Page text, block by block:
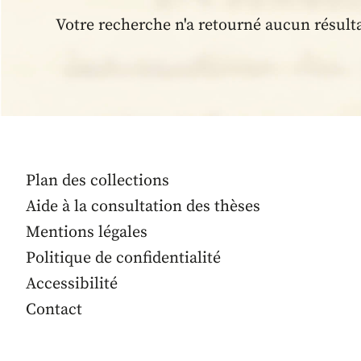
Votre recherche n'a retourné aucun
Plan des collections
Aide à la consultation des thèses
Mentions légales
Politique de confidentialité
Accessibilité
Contact